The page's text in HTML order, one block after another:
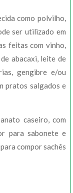
como polvilho,
ser utilizado em
feitas com vinho,
abacaxi, leite de
gengibre e/ou
pratos salgados e
caseiro, com
para sabonete e
compor sachês